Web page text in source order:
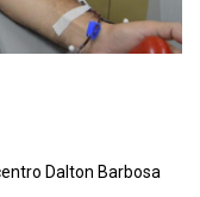
Dalton Barbosa